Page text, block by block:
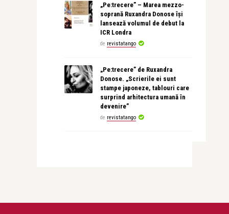
„Pe:trecere” – Marea mezzo-
soprană Ruxandra Donose își
lansează volumul de debut la
ICR Londra
de revistatango
„Pe:trecere” de Ruxandra
Donose. „Scrierile ei sunt
stampe japoneze, tablouri care
surprind arhitectura umană în
devenire”
de revistatango